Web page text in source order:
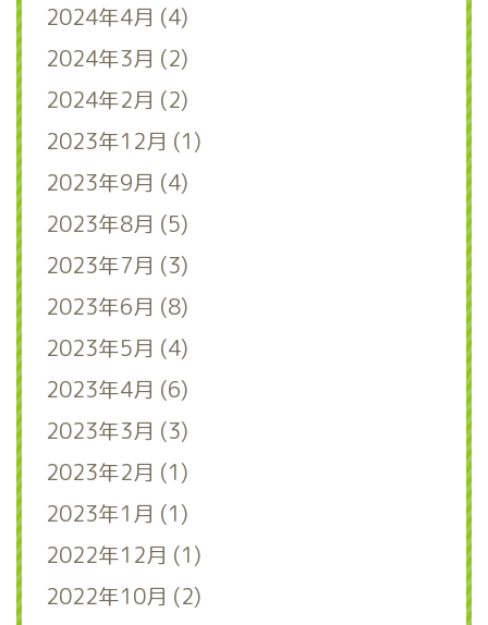
2024年4月 (4)
2024年3月 (2)
2024年2月 (2)
2023年12月 (1)
2023年9月 (4)
2023年8月 (5)
2023年7月 (3)
2023年6月 (8)
2023年5月 (4)
2023年4月 (6)
2023年3月 (3)
2023年2月 (1)
2023年1月 (1)
2022年12月 (1)
2022年10月 (2)